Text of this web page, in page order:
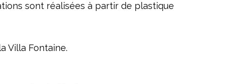
sont réalisées à partir de plastique
Villa Fontaine.